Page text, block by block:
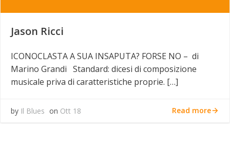
Jason Ricci
ICONOCLASTA A SUA INSAPUTA? FORSE NO – di
Marino Grandi Standard: dicesi di composizione
musicale priva di caratteristiche proprie. […]
by Il Blues on Ott 18 Read more